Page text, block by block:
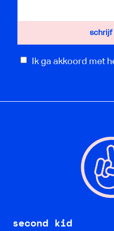
Ik ga akkoord met
second kid